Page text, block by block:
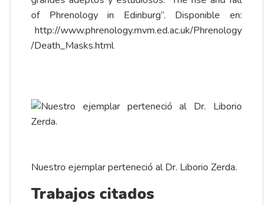
of Phrenology in Edinburg”. Disponible en:
http://www.phrenology.mvm.ed.ac.uk/Phrenology
/Death_Masks.html
Nuestro ejemplar perteneció al Dr. Liborio Zerda.
Trabajos citados